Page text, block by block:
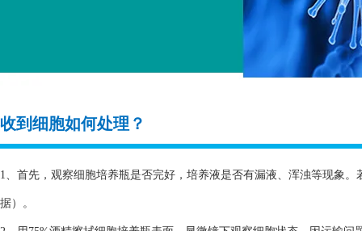
收到细胞如何处理？
1、首先，观察细胞培养瓶是否完好，培养液是否有漏液、浑浊等现象
据）。